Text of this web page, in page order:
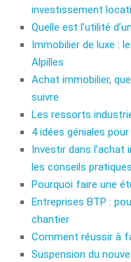
investissement
Quelle est l’utilité
Immobilier de luxe :
Alpilles
Achat immobilier,
suivre
Les ressorts
4 idées géniales
Investir dans
les conseils pratiques
Pourquoi faire une
Entreprises BTP :
chantier
Comment réussir à
Suspension du